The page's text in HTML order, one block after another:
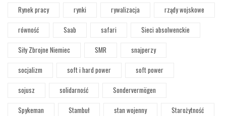
Rynek pracy
rynki rywalizacja
rządy wojskowe
równość
Saab safari
Sieci absolwenckie
Siły Zbrojne Niemiec
SMR
snajperzy
socjalizm
soft i hard power
soft power
sojusz
solidarność
Sondervermögen
Spykeman
Stambuł stan wojenny
Starożytność